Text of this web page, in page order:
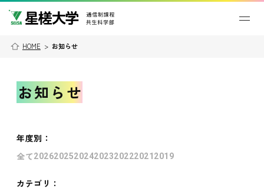
HOME > お知らせ
お知らせ
年度別 ：
全て202620252024202320222021 2019
カテゴリ：